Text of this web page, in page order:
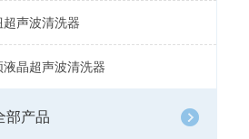
超声波清洗器
液晶超声波清洗器
部产品